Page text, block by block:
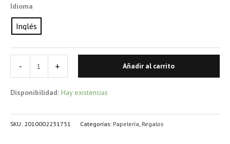
Idioma
Inglés
Disponibilidad: Hay existencias
- + Añadir al carrito
SKU: 2010002231751 Categorías: Papelería Regalos